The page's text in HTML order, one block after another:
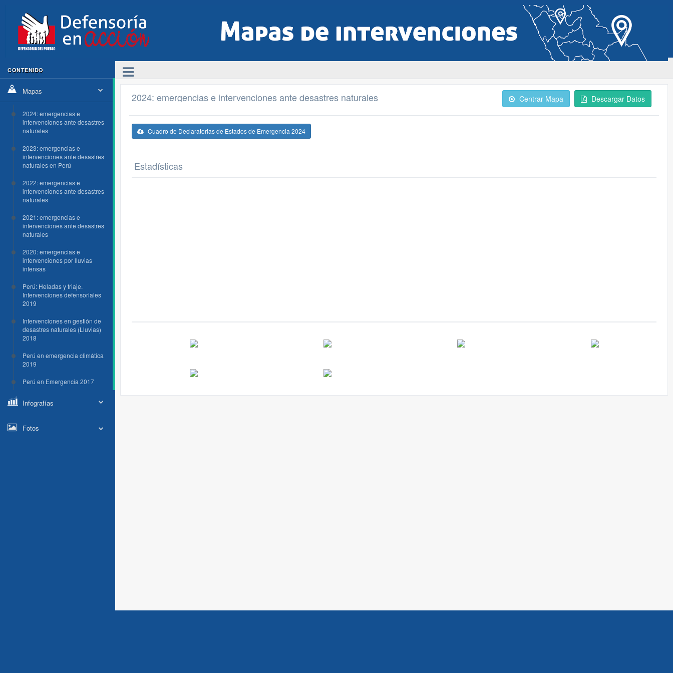
CONTENIDO
Mapas
2024: emergencias e
intervenciones ante desastres
naturales
2023: emergencias e
intervenciones ante desastres
naturales en Perú
2022: emergencias e
intervenciones ante desastres
naturales
2021: emergencias e
intervenciones ante desastres
naturales
2020: emergencias e
intervenciones por lluvias
intensas
Perú: Heladas y friaje.
Intervenciones defensoriales
2019
Intervenciones en gestión de
desastres naturales (Lluvias)
2018
Perú en emergencia climática
2019
Perú en Emergencia 2017
Infografías
Fotos
2024: emergencias e intervenciones ante desastres naturales Centrar Mapa Descargar Datos
Cuadro de Declaratorias de Estados de Emergencia 2024
Estadísticas